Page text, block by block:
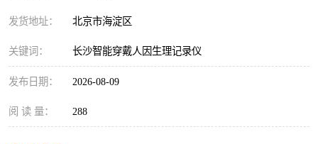
发货地址： 北京市海淀区
关键词： 长沙智能穿戴人因生理记录仪
发布日期： 2026-08-09
阅 读 量： 288